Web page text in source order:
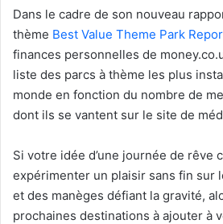
Dans le cadre de son nouveau
thème Best Value Theme Park
finances personnelles de
liste des parcs à thème les plus
monde en fonction du nombre de
dont ils se vantent sur le site de
Si votre idée d’une journée de rêve
expérimenter un plaisir sans fin sur
et des manèges défiant la gravité,
prochaines destinations à ajouter à